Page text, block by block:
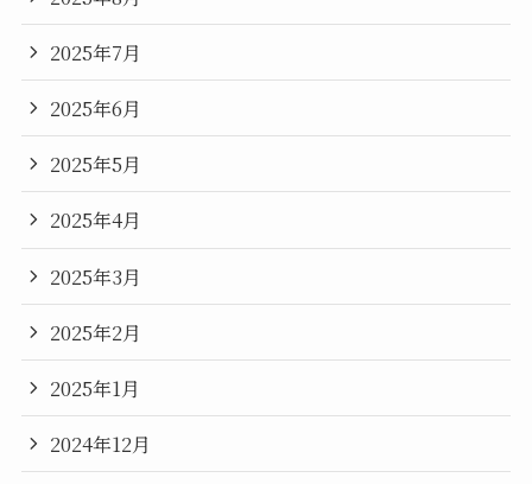
2025年7月
2025年6月
2025年5月
2025年4月
2025年3月
2025年2月
2025年1月
2024年12月